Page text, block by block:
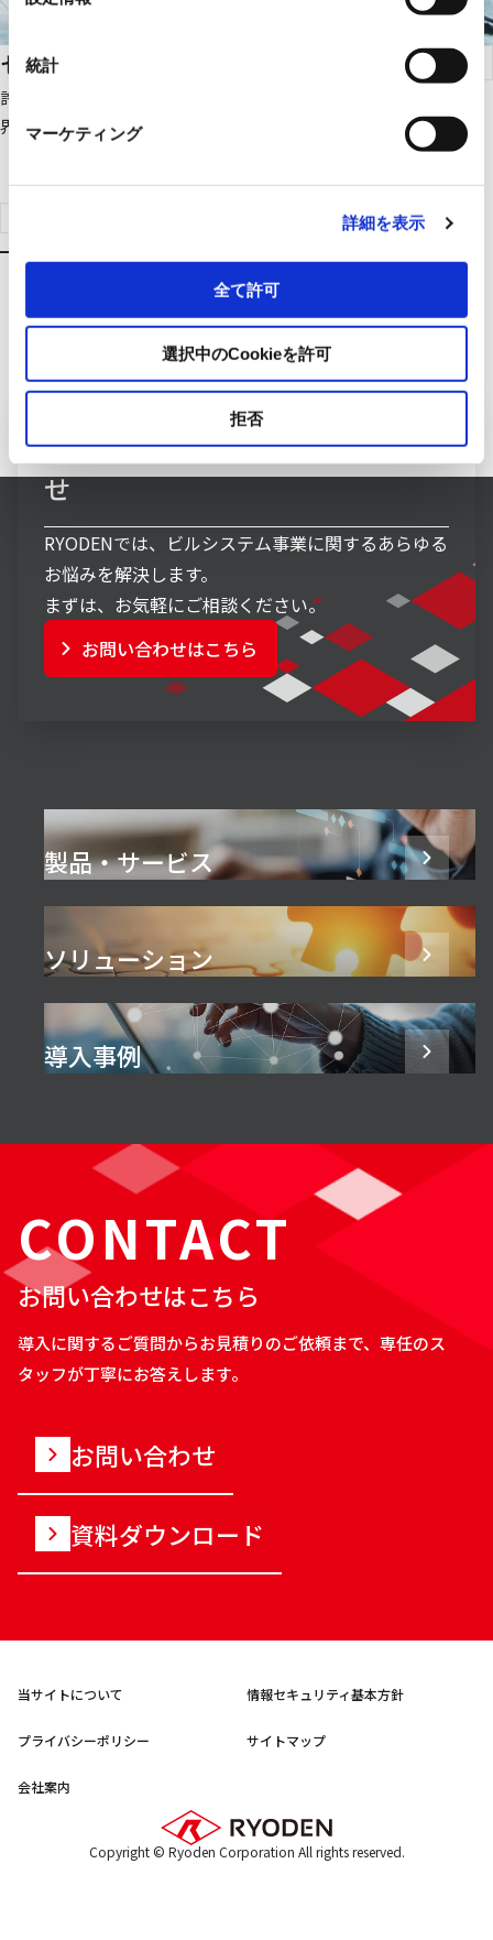
統計
マーケティング
詳細を表示
全て許可
選択中のCookieを許可
拒否
セキュリティゲート
許可された人だけを通行させるセキュリティゲート。エリアの境
界を明示し、不正通行を検知して阻止・発報します。
ビルシステム事業へのお問い合わ
せ
RYODENでは、ビルシステム事業に関するあらゆる
お悩みを解決します。
まずは、お気軽にご相談ください。
お問い合わせはこちら
製品・サービス
ソリューション
導入事例
CONTACT
お問い合わせはこちら
導入に関するご質問からお見積りのご依頼まで、専任のス
タッフが丁寧にお答えします。
お問い合わせ
資料ダウンロード
当サイトについて 情報セキュリティ基本方針
プライバシーポリシー サイトマップ
会社案内
Copyright © Ryoden Corporation All rights reserved.